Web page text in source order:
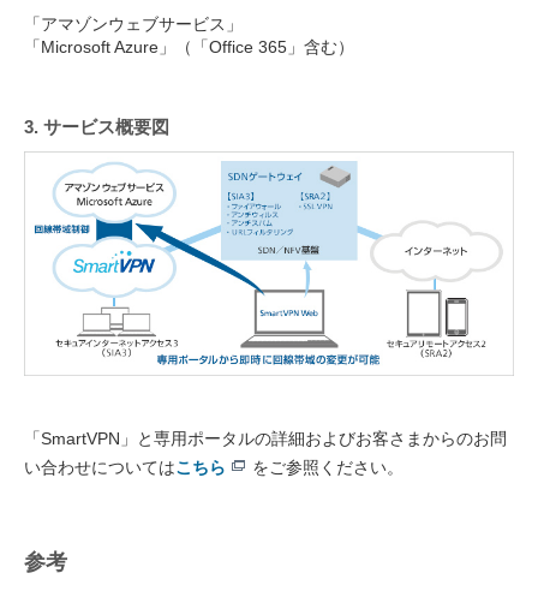
「アマゾンウェブサービス」
「Microsoft Azure」（「Office 365」含む）
3. サービス概要図
「SmartVPN」と専用ポータルの詳細およびお客さまからのお問
い合わせについてはこちら をご参照ください。
参考